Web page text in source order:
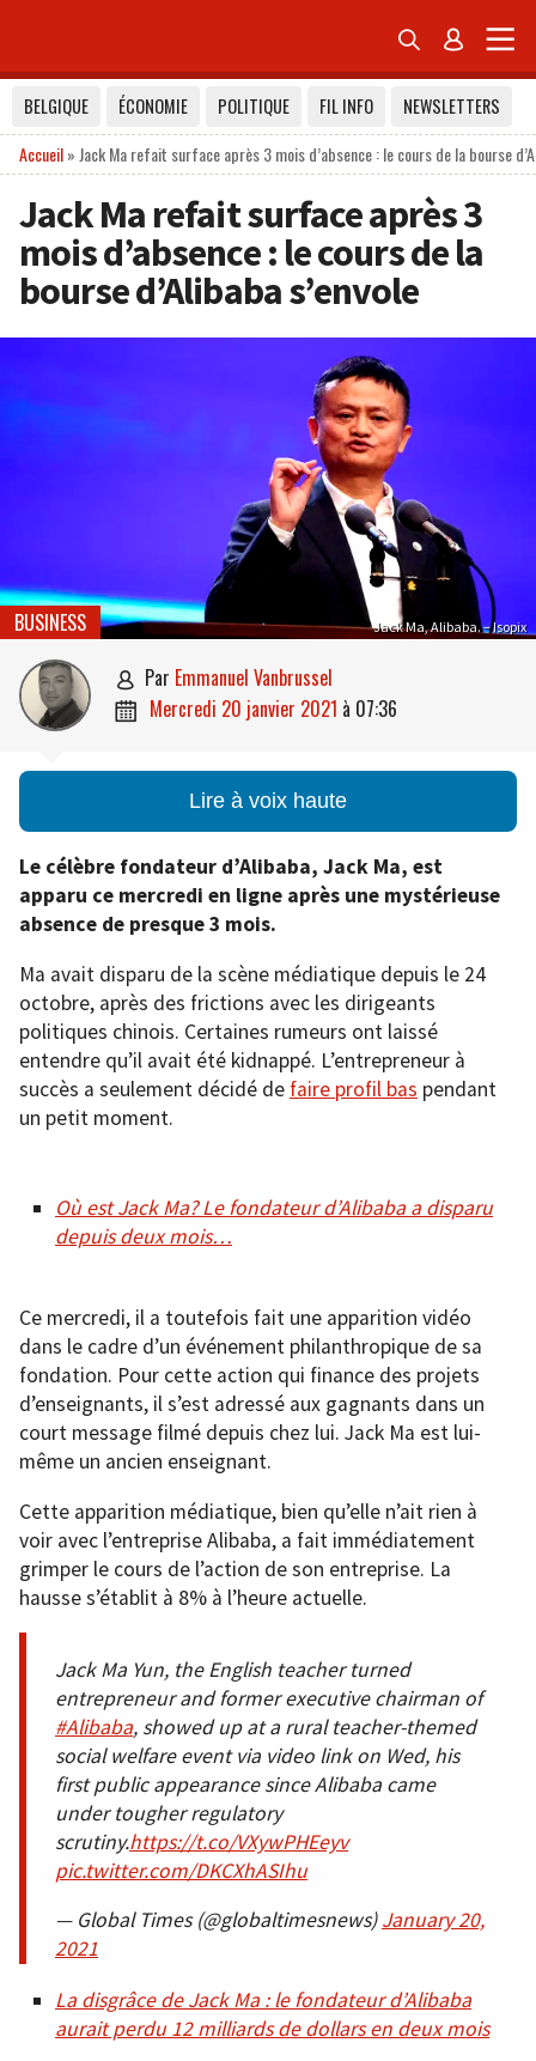
 
BELGIQUE ÉCONOMIE POLITIQUE FIL INFO
NEWSLETTERS
Accueil» Jack Ma refait surface après 3 mois d’absence : le cours de la bourse
Jack Ma refait surface après 3
mois d’absence : le cours de la
bourse d’Alibaba s’envole
Jack Ma, Alibaba. – Isopix
BUSINESS
 par Emmanuel Vanbrussel
 mercredi 20 janvier 2021 à 07:36
Lire à voix haute
Le célèbre fondateur d’Alibaba, Jack Ma, est
apparu ce mercredi en ligne après une mystérieuse
absence de presque 3 mois.
Ma avait disparu de la scène médiatique depuis le 24
octobre, après des frictions avec les dirigeants
politiques chinois. Certaines rumeurs ont laissé
entendre qu’il avait été kidnappé. L’entrepreneur à
succès a seulement décidé de faire profil bas pendant
un petit moment.
Où est Jack Ma? Le fondateur d’Alibaba a disparu
depuis deux mois…
Ce mercredi, il a toutefois fait une apparition vidéo
dans le cadre d’un événement philanthropique de sa
fondation. Pour cette action qui finance des projets
d’enseignants, il s’est adressé aux gagnants dans un
court message filmé depuis chez lui. Jack Ma est lui-
même un ancien enseignant.
Cette apparition médiatique, bien qu’elle n’ait rien à
voir avec l’entreprise Alibaba, a fait immédiatement
grimper le cours de l’action de son entreprise. La
hausse s’établit à 8% à l’heure actuelle.
Jack Ma Yun, the English teacher turned
entrepreneur and former executive chairman of
#Alibaba, showed up at a rural teacher-themed
social welfare event via video link on Wed, his
first public appearance since Alibaba came
under tougher regulatory
scrutiny.https://t.co/VXywPHEeyv
pic.twitter.com/DKCXhASIhu
— Global Times (@globaltimesnews)January 20,
2021
La disgrâce de Jack Ma : le fondateur d’Alibaba
aurait perdu 12 milliards de dollars en deux mois